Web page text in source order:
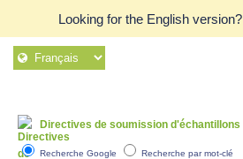
Looking for the English version?
Directives de soumission d'échantillons
Recherche Google Recherche par mot-clé